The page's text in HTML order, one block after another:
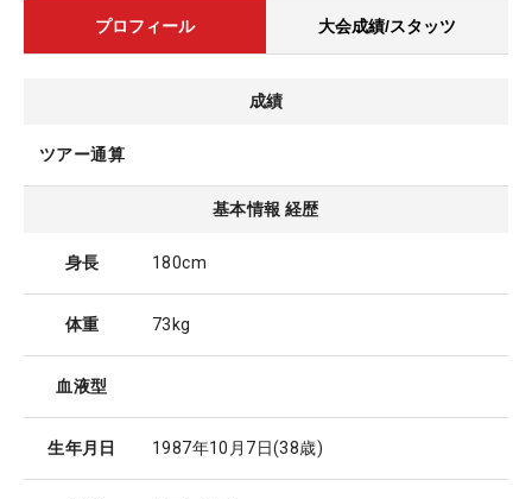
プロフィール 大会成績/スタッツ
成績
ツアー通算
基本情報 経歴
身長 180cm
体重 73kg
血液型
生年月日 1987年10月7日(38歳)